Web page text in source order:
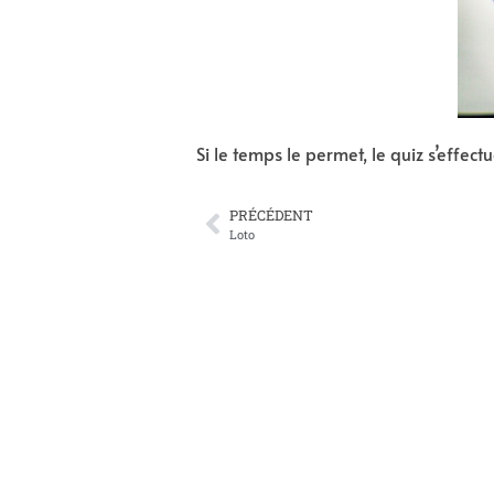
Si le temps le permet, le quiz
PRÉCÉDENT
Loto